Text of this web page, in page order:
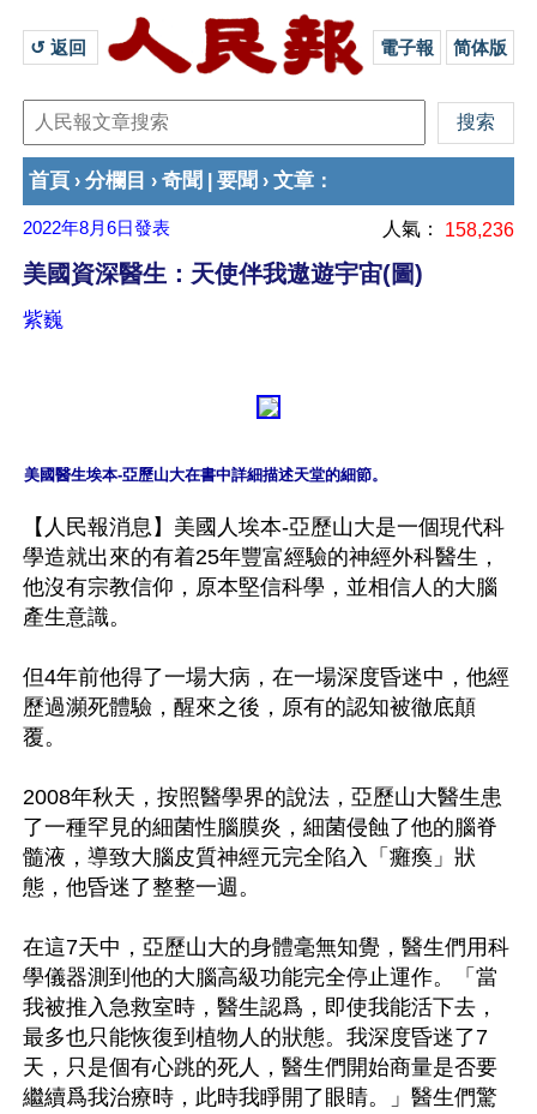
↺ 返回 電子報 简体版
首頁 › 分欄目 › 奇聞 要聞 › 文章 ：
2022年8月6日發表 人氣： 158,236
美國資深醫生：天使伴我遨遊宇宙(圖)
紫巍
【人民報消息】美國人埃本-亞歷山大是一個現代科
學造就出來的有着25年豐富經驗的神經外科醫生，
他沒有宗教信仰，原本堅信科學，並相信人的大腦
產生意識。
但4年前他得了一場大病，在一場深度昏迷中，他經
歷過瀕死體驗，醒來之後，原有的認知被徹底顛
覆。
2008年秋天，按照醫學界的說法，亞歷山大醫生患
了一種罕見的細菌性腦膜炎，細菌侵蝕了他的腦脊
髓液，導致大腦皮質神經元完全陷入「癱瘓」狀
態，他昏迷了整整一週。
在這7天中，亞歷山大的身體毫無知覺，醫生們用科
學儀器測到他的大腦高級功能完全停止運作。「當
我被推入急救室時，醫生認爲，即使我能活下去，
最多也只能恢復到植物人的狀態。我深度昏迷了7
天，只是個有心跳的死人，醫生們開始商量是否要
繼續爲我治療時，此時我睜開了眼睛。」醫生們驚